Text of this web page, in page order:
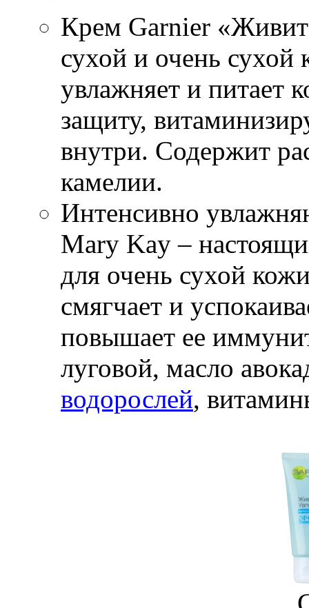
Крем Garnier
сухой и очень
увлажняет и питает
защиту,
внутри. Содержит
камелии.
Интенсивно
Mary Kay –
для очень сухой
смягчает и
повышает ее
луговой, масло
водорослей,